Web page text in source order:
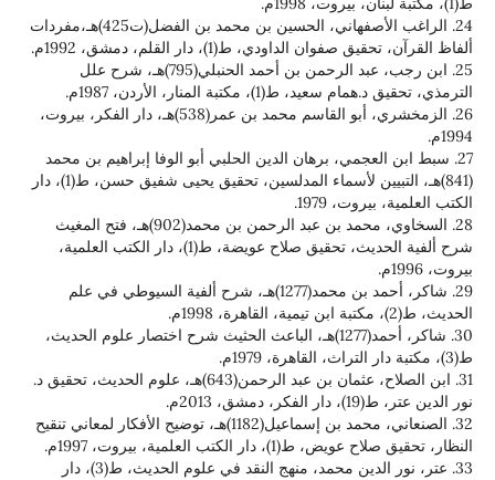
24. الراغب الأصفهاني، الحسين بن محمد بن الفضل(ت425)هـ،مفردات
الداودي، ط(1)، دار القلم، دمشق، 1992م.
25. ابن رجب، عبد الرحمن بن أحمد الحنبلي(795)هـ، شرح علل
ط(1)، مكتبة المنار، الأردن، 1987م.
26. الزمخشري، أبو القاسم محمد بن عمر(538)هـ، دار الفكر، بيروت،
برهان الدين الحلبي أبو الوفا إبراهيم بن محمد
(841)هـ، التبيين لأسماء المدلسين، تحقيق يحيى شفيق حسن، ط(1)، دار
1979.
28. السخاوي، محمد بن عبد الرحمن بن محمد(902)هـ، فتح المغيث
شرح ألفية الحديث، تحقيق صلاح عويضة، ط(1)، دار الكتب العلمية،
29. شاكر، أحمد بن محمد(1277)هـ، شرح ألفية السيوطي في علم
30. شاكر، أحمد(1277)هـ، الباعث الحثيث شرح اختصار علوم الحديث،
31. ابن الصلاح، عثمان بن عبد الرحمن(643)هـ، علوم الحديث، تحقيق د.
2013م.
32. الصنعاني، محمد بن إسماعيل(1182)هـ، توضيح الأفكار لمعاني تنقيح
دار الكتب العلمية، بيروت، 1997م.
33. عتر، نور الدين محمد، منهج النقد في علوم الحديث، ط(3)، دار